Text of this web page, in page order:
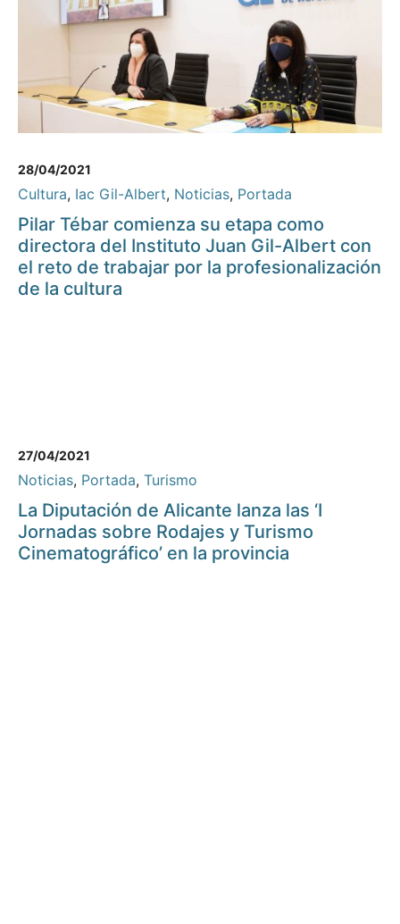
28/04/2021
Cultura, Iac Gil-Albert, Noticias, Portada
Pilar Tébar comienza su etapa como
directora del Instituto Juan Gil-Albert con
el reto de trabajar por la profesionalización
de la cultura
27/04/2021
Noticias, Portada, Turismo
La Diputación de Alicante lanza las ‘I
Jornadas sobre Rodajes y Turismo
Cinematográfico’ en la provincia